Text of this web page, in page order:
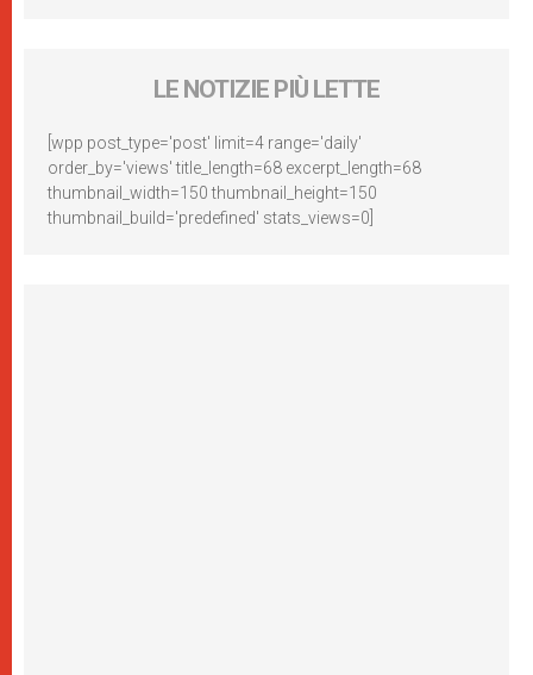
LE NOTIZIE PIÙ LETTE
[wpp post_type='post' limit=4 range='daily'
order_by='views' title_length=68 excerpt_length=68
thumbnail_width=150 thumbnail_height=150
thumbnail_build='predefined' stats_views=0]